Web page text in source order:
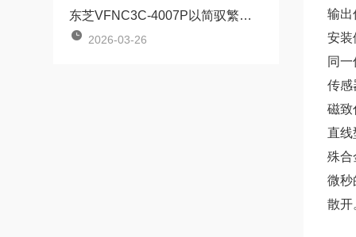
东芝VFNC3C-4007P以简驭繁的工业动力“调节器”
2026-03-26
输出
安装
同
传感
磁致
直线
殊合
微秒
散开